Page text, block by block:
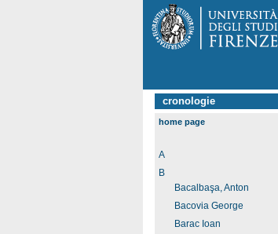
cronologie
home page
A
B
Bacalbaşa, Anton
Bacovia George
Barac Ioan